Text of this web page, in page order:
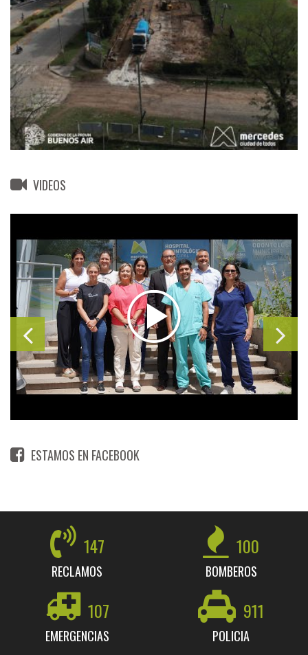
VIDEOS
ESTAMOS EN FACEBOOK
147
RECLAMOS
100
BOMBEROS
107
EMERGENCIAS
911
POLICIA